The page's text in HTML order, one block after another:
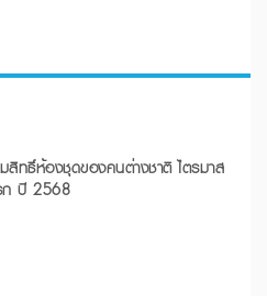
สิทธิ์ห้องชุดของคนต่างชาติ ไตรมาส
ก ปี 2568